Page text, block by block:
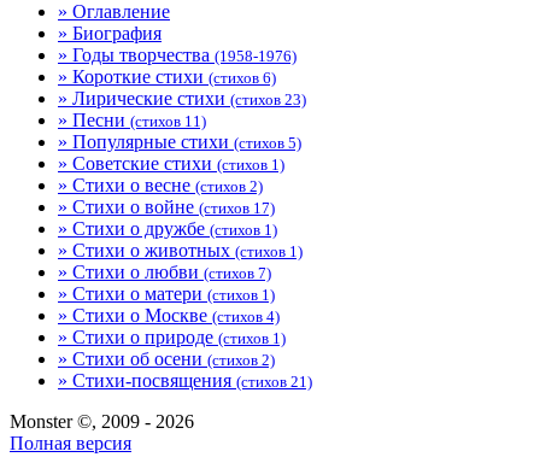
» Оглавление
» Биография
» Годы творчества (1958-1976)
» Короткие стихи (стихов 6)
» Лирические стихи (стихов 23)
» Песни (стихов 11)
» Популярные стихи (стихов 5)
» Советские стихи (стихов 1)
» Стихи о весне (стихов 2)
» Стихи о войне (стихов 17)
» Стихи о дружбе (стихов 1)
» Стихи о животных (стихов 1)
» Стихи о любви (стихов 7)
» Стихи о матери (стихов 1)
» Стихи о Москве (стихов 4)
» Стихи о природе (стихов 1)
» Стихи об осени (стихов 2)
» Стихи-посвящения (стихов 21)
Monster ©, 2009 - 2026
Полная версия